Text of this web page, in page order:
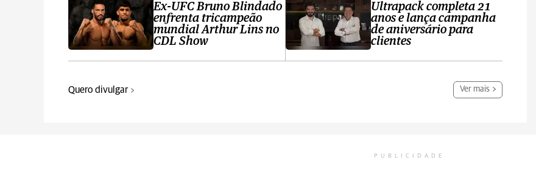
Ex-UFC Bruno Blindado
enfrenta tricampeão
mundial Arthur Lins no
CDL Show
Ultrapack completa 21
anos e lança campanha
de aniversário para
clientes
Quero divulgar Ver mais
PUBLICIDADE